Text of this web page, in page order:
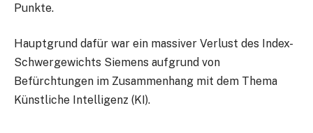
Punkte.
Hauptgrund dafür war ein massiver Verlust des Index-
Schwergewichts Siemens aufgrund von
Befürchtungen im Zusammenhang mit dem Thema
Künstliche Intelligenz (KI).